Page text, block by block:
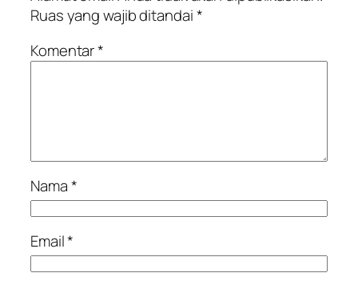
Ruas yang wajib ditandai*
Komentar*
Nama*
Email*